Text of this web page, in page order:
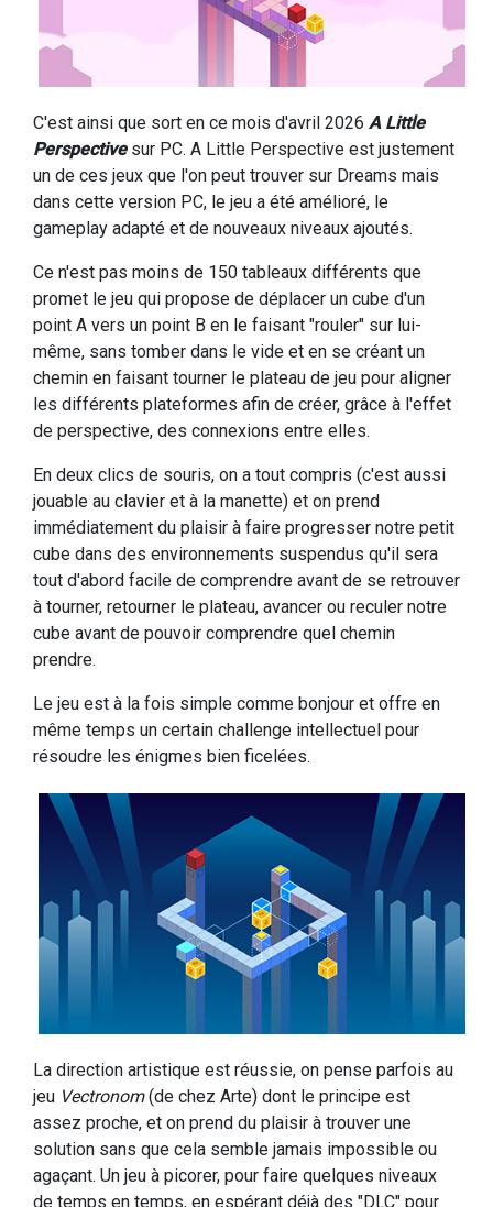
C'est ainsi que sort en ce mois d'avril 2026 A Little
Perspectivesur PC. A Little Perspective est justement
un de ces jeux que l'on peut trouver sur Dreams mais
dans cette version PC, le jeu a été amélioré, le
gameplay adapté et de nouveaux niveaux ajoutés.
Ce n'est pas moins de 150 tableaux différents que
promet le jeu qui propose de déplacer un cube d'un
point A vers un point B en le faisant "rouler" sur lui-
même, sans tomber dans le vide et en se créant un
chemin en faisant tourner le plateau de jeu pour aligner
les différents plateformes afin de créer, grâce à l'effet
de perspective, des connexions entre elles.
En deux clics de souris, on a tout compris (c'est aussi
jouable au clavier et à la manette) et on prend
immédiatement du plaisir à faire progresser notre petit
cube dans des environnements suspendus qu'il sera
tout d'abord facile de comprendre avant de se retrouver
à tourner, retourner le plateau, avancer ou reculer notre
cube avant de pouvoir comprendre quel chemin
prendre.
Le jeu est à la fois simple comme bonjour et offre en
même temps un certain challenge intellectuel pour
résoudre les énigmes bien ficelées.
La direction artistique est réussie, on pense parfois au
jeu Vectronom(de chez Arte) dont le principe est
assez proche, et on prend du plaisir à trouver une
solution sans que cela semble jamais impossible ou
agaçant. Un jeu à picorer, pour faire quelques niveaux
de temps en temps, en espérant déjà des "DLC" pour